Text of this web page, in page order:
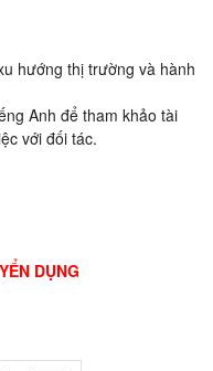
hướng thị trường và hành
Anh để tham khảo tài
với đối tác.
DỤNG